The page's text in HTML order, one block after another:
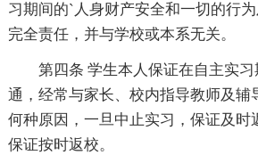
习期间的`人身财产安全和一切的行
完全责任，并与学校或本系无关。
第四条 学生本人保证在自主实
通，经常与家长、校内指导教师及辅
何种原因，一旦中止实习，保证及时
保证按时返校。